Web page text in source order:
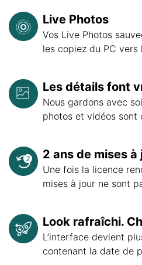
Live Photos
Vos Live Photos
les copiez du PC vers
Les détails font
Nous gardons avec
photos et vidéos sont
2 ans de mises à
Une fois la licence
mises à jour ne sont
Look rafraîchi.
L’interface devient
contenant la date de